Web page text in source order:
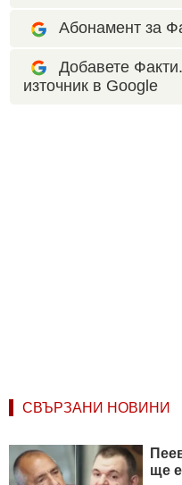
Абонамент за
Добавете
източник в Google
СВЪРЗАНИ НОВИНИ
ще